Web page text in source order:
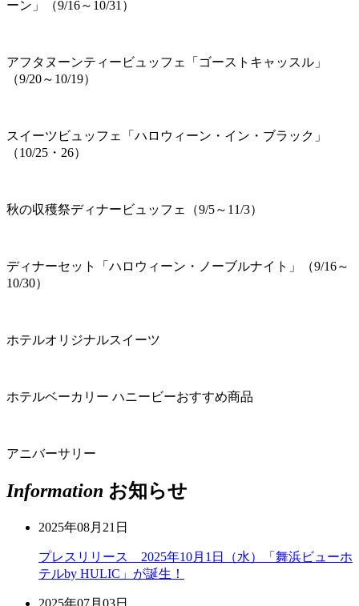
ーン」（9/16～10/31）
アフタヌーンティービュッフェ「ゴーストキャッスル」
（9/20～10/19）
スイーツビュッフェ「ハロウィーン・イン・ブラック」
（10/25・26）
秋の収穫祭ディナービュッフェ（9/5～11/3）
ディナーセット「ハロウィーン・ノーブルナイト」（9/16～
10/30）
ホテルオリジナルスイーツ
ホテルベーカリー ハニービーおすすめ商品
アニバーサリー
Information お知らせ
2025年08月21日
プレスリリース 2025年10月1日（水）「舞浜ビューホ
テルby HULIC」が誕生！